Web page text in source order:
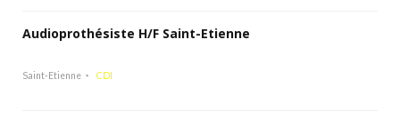
Audioprothésiste H/F Saint-Etienne
Saint-Etienne CDI